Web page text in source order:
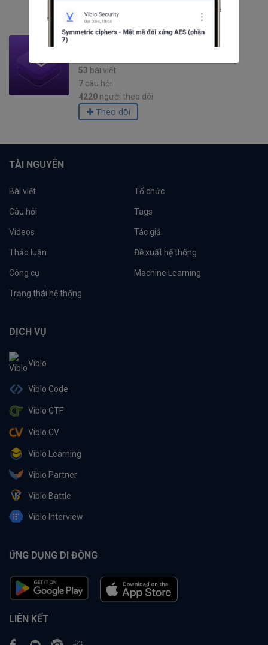
53 bài viết
7 câu hỏi
4220 người theo dõi
Theo dõi
TÀI NGUYÊN
Bài viết Tổ chức
Câu hỏi Tags
Videos Tác giả
Thảo luận Đề xuất hệ thống
Công cụ Machine Learning
Trạng thái hệ thống
DỊCH VỤ
Viblo
Viblo Code
Viblo CTF
Viblo CV
Viblo Learning
Viblo Partner
Viblo Battle
Viblo Interview
ỨNG DỤNG DI ĐỘNG
LIÊN KẾT